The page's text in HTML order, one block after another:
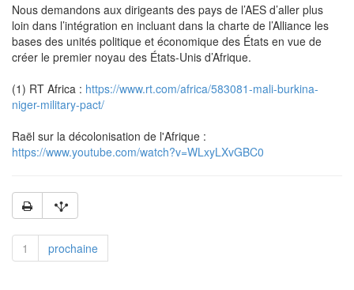
Nous demandons aux dirigeants des pays de l’AES d’aller plus
loin dans l’intégration en incluant dans la charte de l’Alliance les
bases des unités politique et économique des États en vue de
créer le premier noyau des États-Unis d’Afrique.
(1) RT Africa : https://www.rt.com/africa/583081-mali-burkina-
niger-military-pact/
Raël sur la décolonisation de l'Afrique :
https://www.youtube.com/watch?v=WLxyLXvGBC0
1 prochaine